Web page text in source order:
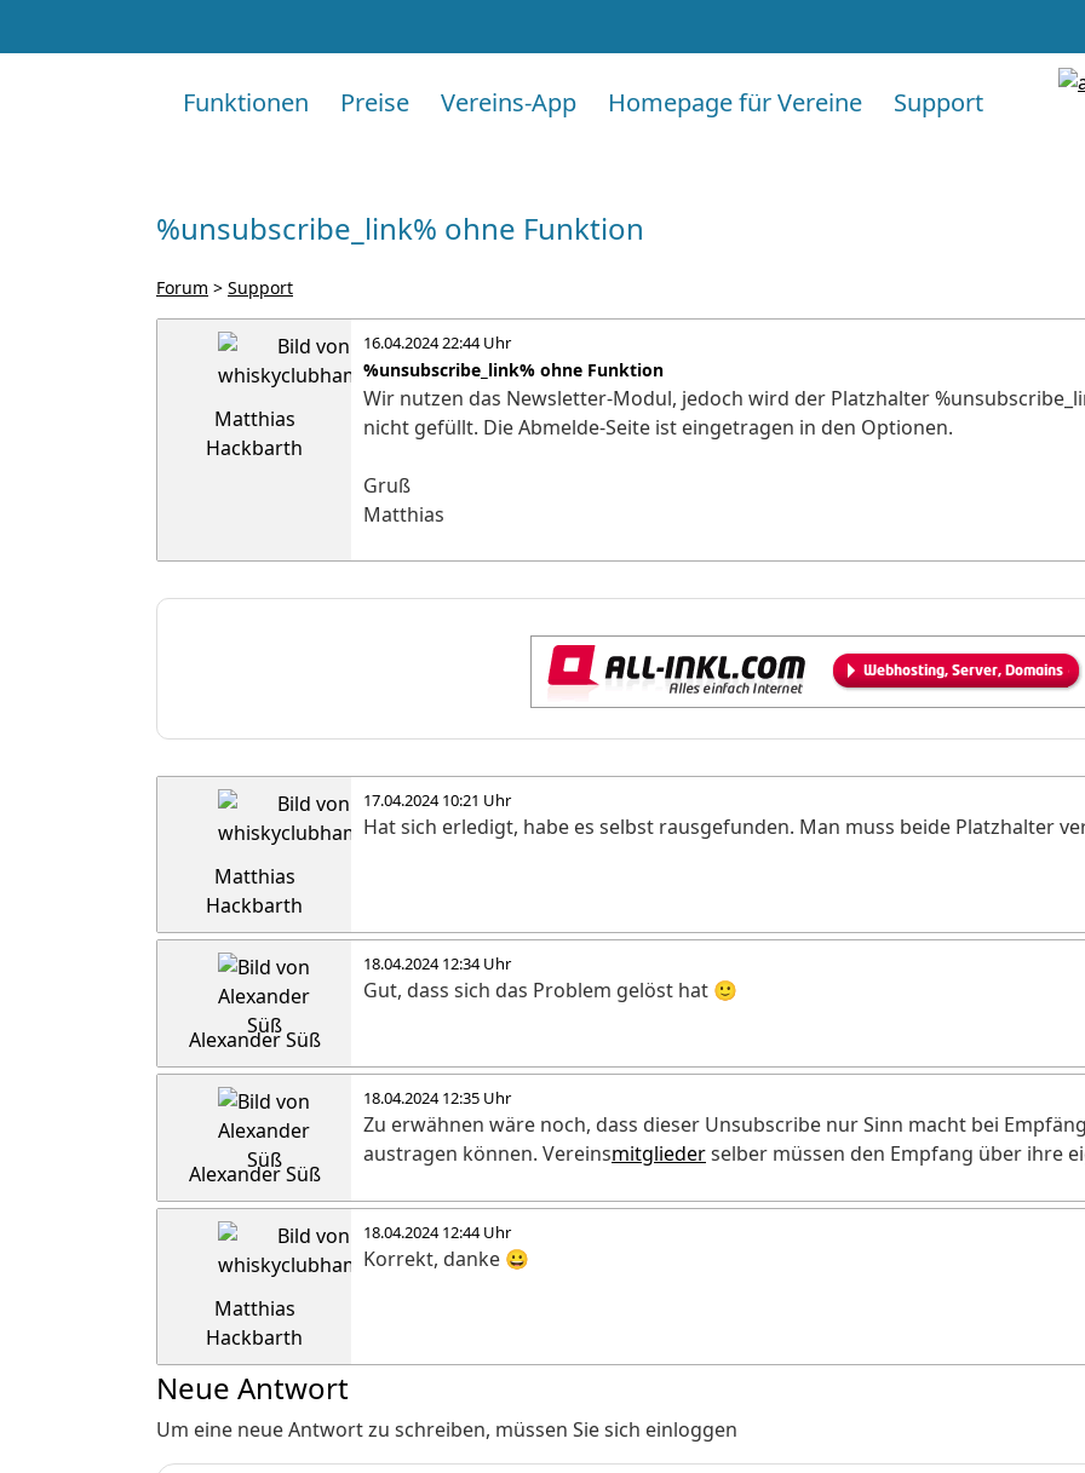
Funktionen Preise Vereins-App Homepage für Vereine Support
%unsubscribe_link% ohne Funktion
Forum > Support
Matthias
Hackbarth
16.04.2024 22:44 Uhr
%unsubscribe_link% ohne Funktion
Wir nutzen das Newsletter-Modul, jedoch wird der Platzhalter
nicht gefüllt. Die Abmelde-Seite ist eingetragen in den Optionen.
Gruß
Matthias
Matthias
Hackbarth
17.04.2024 10:21 Uhr
Hat sich erledigt, habe es selbst rausgefunden. Man muss beide Platzhalter
Alexander Süß
18.04.2024 12:34 Uhr
Gut, dass sich das Problem gelöst hat 🙂
Alexander Süß
18.04.2024 12:35 Uhr
Zu erwähnen wäre noch, dass dieser Unsubscribe nur Sinn macht bei
austragen können. Vereinsmitgliederselber müssen den Empfang über ihre
Matthias
Hackbarth
18.04.2024 12:44 Uhr
Korrekt, danke 😀
Neue Antwort
Um eine neue Antwort zu schreiben, müssen Sie sich einloggen